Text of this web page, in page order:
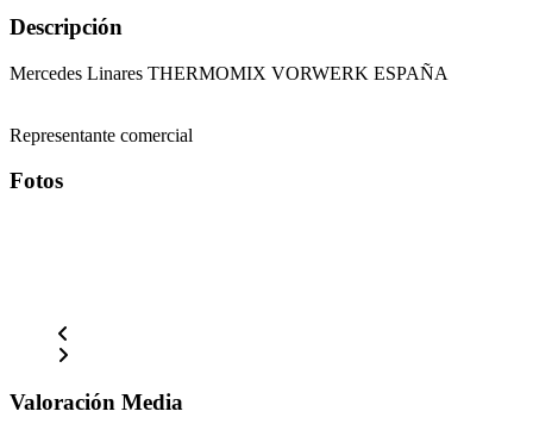
Descripción
Mercedes Linares THERMOMIX VORWERK ESPAÑA
Representante comercial
Fotos
Valoración Media